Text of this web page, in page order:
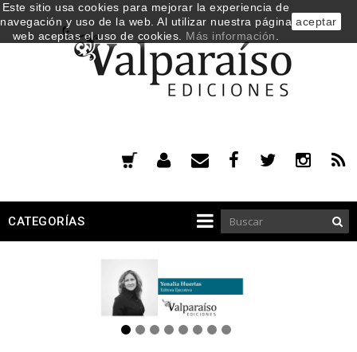
CATEGORÍAS
Este sitio usa cookies para mejorar la experiencia de
navegación y uso de la web. Al utilizar nuestra página
web aceptas el uso de cookies. Más información
aceptar